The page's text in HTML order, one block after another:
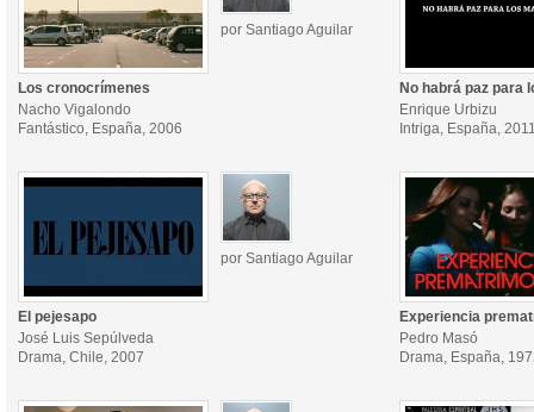
por Santiago Aguilar
Los cronocrímenes
Nacho Vigalondo
Fantástico, España, 2006
No habrá paz para
Enrique Urbizu
Intriga, España,
por Santiago Aguilar
El pejesapo
José Luis Sepúlveda
Drama, Chile, 2007
Experiencia
Pedro Masó
Drama, España,